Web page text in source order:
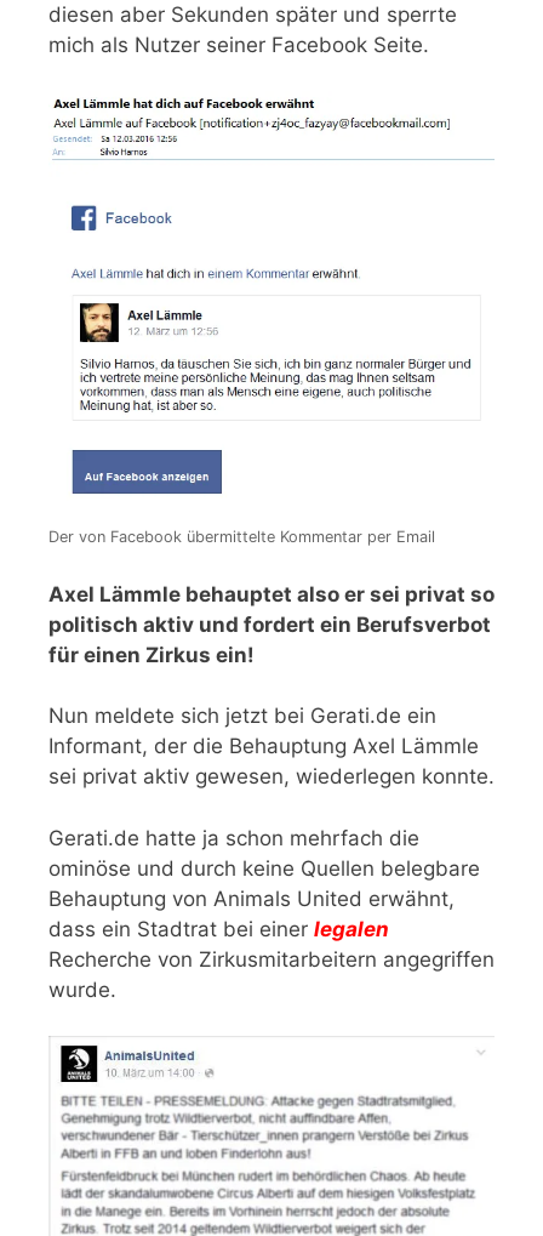
diesen aber Sekunden später und sperrte
mich als Nutzer seiner Facebook Seite.
Der von Facebook übermittelte Kommentar per Email
Axel Lämmle behauptet also er sei privat so
politisch aktiv und fordert ein Berufsverbot
für einen Zirkus ein!
Nun meldete sich jetzt bei Gerati.de ein
Informant, der die Behauptung Axel Lämmle
sei privat aktiv gewesen, wiederlegen konnte.
Gerati.de hatte ja schon mehrfach die
ominöse und durch keine Quellen belegbare
Behauptung von Animals United erwähnt,
dass ein Stadtrat bei einer legalen
Recherche von Zirkusmitarbeitern angegriffen
wurde.